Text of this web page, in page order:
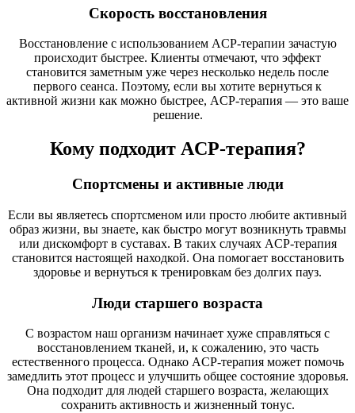
Скорость восстановления
Восстановление с использованием ACP-терапии зачастую
происходит быстрее. Клиенты отмечают, что эффект
становится заметным уже через несколько недель после
первого сеанса. Поэтому, если вы хотите вернуться к
активной жизни как можно быстрее, ACP-терапия — это ваше
решение.
Кому подходит ACP-терапия?
Спортсмены и активные люди
Если вы являетесь спортсменом или просто любите активный
образ жизни, вы знаете, как быстро могут возникнуть травмы
или дискомфорт в суставах. В таких случаях ACP-терапия
становится настоящей находкой. Она помогает восстановить
здоровье и вернуться к тренировкам без долгих пауз.
Люди старшего возраста
С возрастом наш организм начинает хуже справляться с
восстановлением тканей, и, к сожалению, это часть
естественного процесса. Однако ACP-терапия может помочь
замедлить этот процесс и улучшить общее состояние здоровья.
Она подходит для людей старшего возраста, желающих
сохранить активность и жизненный тонус.